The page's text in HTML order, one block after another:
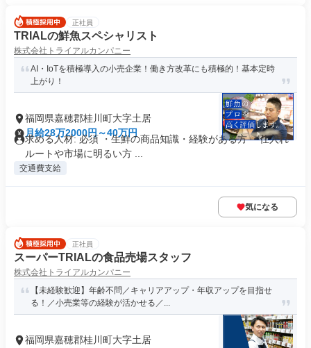
正社員
TRIALの鮮魚スペシャリスト
株式会社トライアルカンパニー
AI・IoTを積極導入の小売企業！働き方改革にも積極的！基本定時
上がり！
福岡県嘉穂郡桂川町大字土居
月給28万2000円～40万円
求める人材: 必須 ・生鮮の商品知識・経験がある方 ・仕入れ
ルートや市場に明るい方 ...
交通費支給
気になる
正社員
スーパーTRIALの食品売場スタッフ
株式会社トライアルカンパニー
【未経験歓迎】年齢不問／キャリアアップ・年収アップを目指せ
る！／小売業等の経験が活かせる／...
福岡県嘉穂郡桂川町大字土居